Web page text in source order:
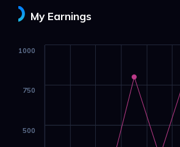
My Earnings
500
750
1000